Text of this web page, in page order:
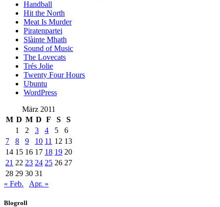
Handball
Hit the North
Meat Is Murder
Piratenpartei
Slàinte Mhath
Sound of Music
The Lovecats
Trés Jolie
Twenty Four Hours
Ubuntu
WordPress
März 2011
M D M D F S
S
1
2 3 4 5
6
7
8 9 10 11 12 13
14 15 16 17 18 19 20
21 22 23 24 25 26 27
28 29 30 31
« Feb.
Apr. »
Blogroll